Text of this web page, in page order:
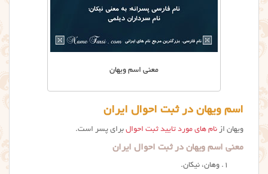
معنی اسم ویهان
اسم ویهان در ثبت احوال ایران
ويهان از نام های مورد تایید ثبت احوال برای پسر است.
معنی اسم ویهان در ثبت احوال ایران
وهان، نيكان.